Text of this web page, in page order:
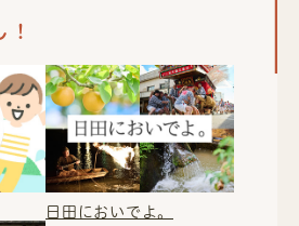
日田においでよ。